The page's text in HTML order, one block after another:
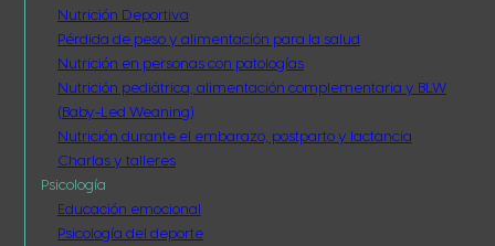
Nutrición Deportiva
Pérdida de peso y alimentación para la salud
Nutrición en personas con patologías
Nutrición pediátrica, alimentación complementaria y BLW
(Baby-Led Weaning)
Nutrición durante el embarazo, postparto y lactancia
Charlas y talleres
Psicología
Educación emocional
Psicología del deporte